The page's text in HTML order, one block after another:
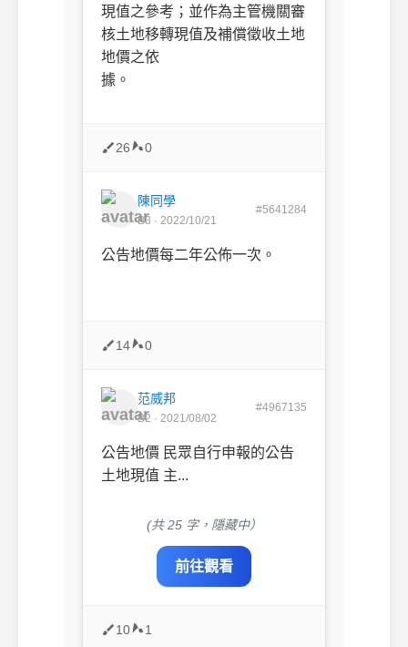
現值之參考；並作為主管機關審
核土地移轉現值及補償徵收土地
地價之依
據。
26 0
陳同學
B3 · 2022/10/21
#5641284
公告地價每二年公佈一次。
14 0
范威邦
B2 · 2021/08/02
#4967135
公告地價 民眾自行申報的公告
土地現值 主...
(共 25 字，隱藏中）
前往觀看
10 1